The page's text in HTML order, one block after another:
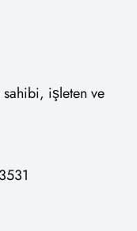
işleten ve